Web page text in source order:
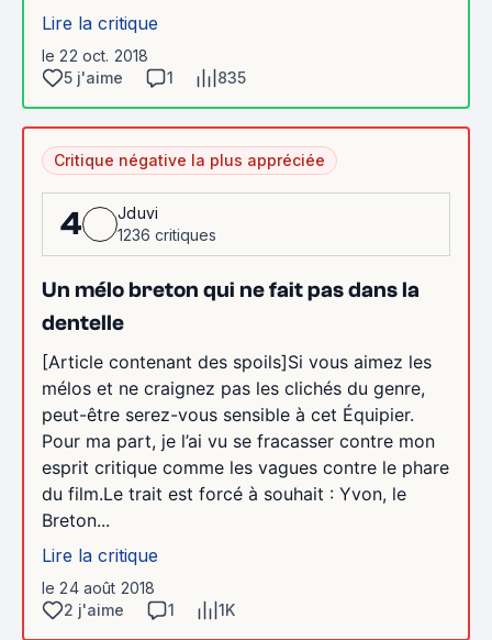
Lire la critique
le 22 oct. 2018
5 j'aime
1 835
Critique négative la plus appréciée
4
Jduvi
1236 critiques
Un mélo breton qui ne fait pas dans la
dentelle
[Article contenant des spoils]Si vous aimez les
mélos et ne craignez pas les clichés du genre,
peut-être serez-vous sensible à cet Équipier.
Pour ma part, je l’ai vu se fracasser contre mon
esprit critique comme les vagues contre le phare
du film.Le trait est forcé à souhait : Yvon, le
Breton...
Lire la critique
le 24 août 2018
2 j'aime
1 1K